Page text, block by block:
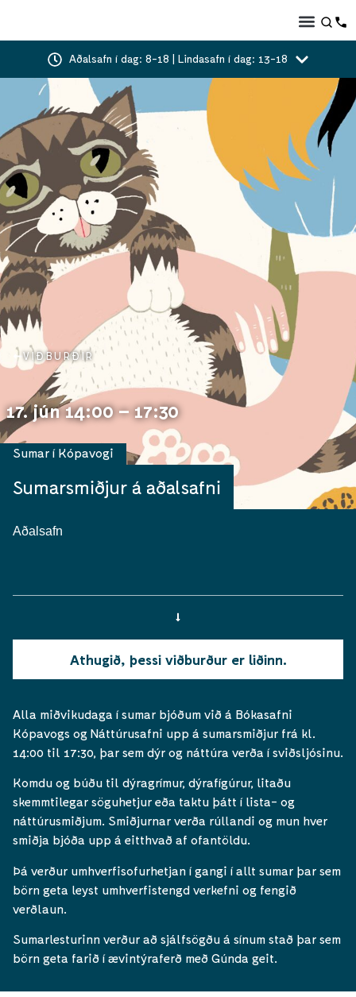
Aðalsafn í dag: 8-18 | Lindasafn í dag: 13-18
VIÐBURÐIR
17. jún 14:00 – 17:30
Sumarsmiðjur á aðalsafni
Sumar í Kópavogi
Aðalsafn
Athugið, þessi viðburður er liðinn.
Alla miðvikudaga í sumar bjóðum við á Bókasafni
Kópavogs og Náttúrusafni upp á sumarsmiðjur frá kl.
14:00 til 17:30, þar sem dýr og náttúra verða í sviðsljósinu.
Komdu og búðu til dýragrímur, dýrafígúrur, litaðu
skemmtilegar söguhetjur eða taktu þátt í lista- og
náttúrusmiðjum. Smiðjurnar verða rúllandi og mun hver
smiðja bjóða upp á eitthvað af ofantöldu.
Þá verður umhverfisofurhetjan í gangi í allt sumar þar sem
börn geta leyst umhverfistengd verkefni og fengið
verðlaun.
Sumarlesturinn verður að sjálfsögðu á sínum stað þar sem
börn geta farið í ævintýraferð með Gúnda geit.